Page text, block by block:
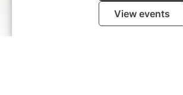
View events